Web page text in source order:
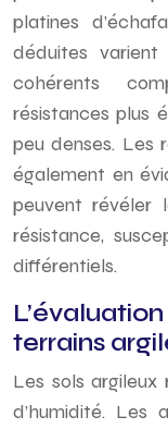
platines
déduites
cohérents
résistances plus
peu denses. Les
également en
peuvent révéler
résistance,
différentiels.
terrains
Les sols argileux
d’humidité. Les